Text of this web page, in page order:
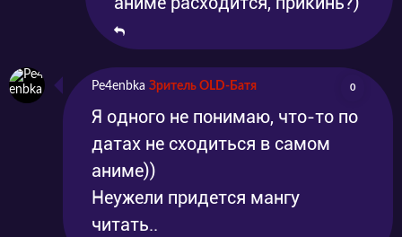
Pe4enbka Зритель OLD-Батя 0
Я одного не понимаю, что-то по
датах не сходиться в самом
аниме))
Неужели придется мангу
читать..